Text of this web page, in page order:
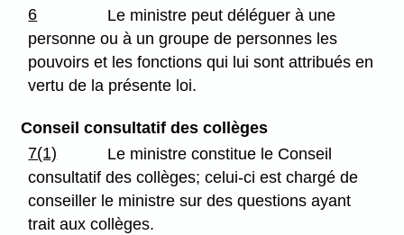
6
Le ministre peut déléguer à une
personne ou à un groupe de personnes les
pouvoirs et les fonctions qui lui sont attribués en
vertu de la présente loi.
Conseil consultatif des collèges
7(1)
Le ministre constitue le Conseil
consultatif des collèges; celui-ci est chargé de
conseiller le ministre sur des questions ayant
trait aux collèges.